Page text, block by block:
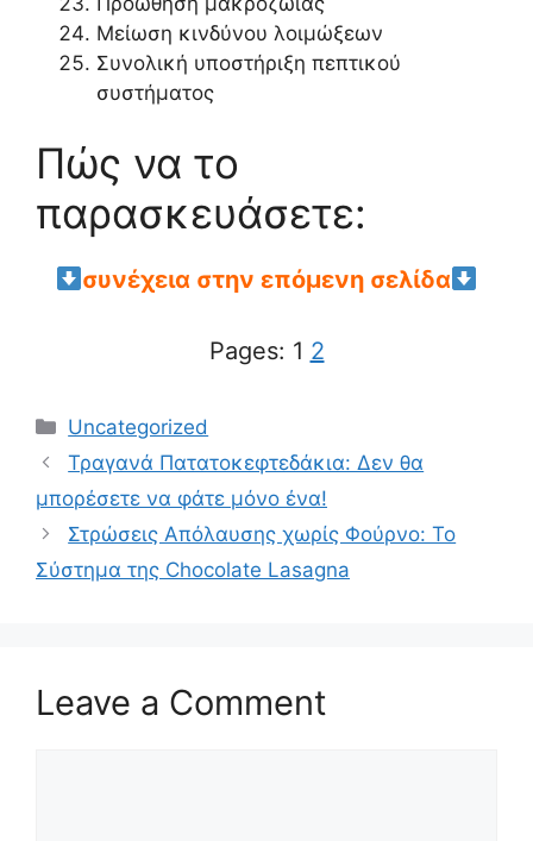
Μείωση κινδύνου λοιμώξεων
Συνολική υποστήριξη πεπτικού
συστήματος
Πώς να το
παρασκευάσετε:
συνέχεια στην επόμενη σελίδα
Pages: 1 2
Categories
Uncategorized
Τραγανά Πατατοκεφτεδάκια: Δεν θα
μπορέσετε να φάτε μόνο ένα!
Στρώσεις Απόλαυσης χωρίς Φούρνο: Το
Σύστημα της Chocolate Lasagna
Leave a Comment